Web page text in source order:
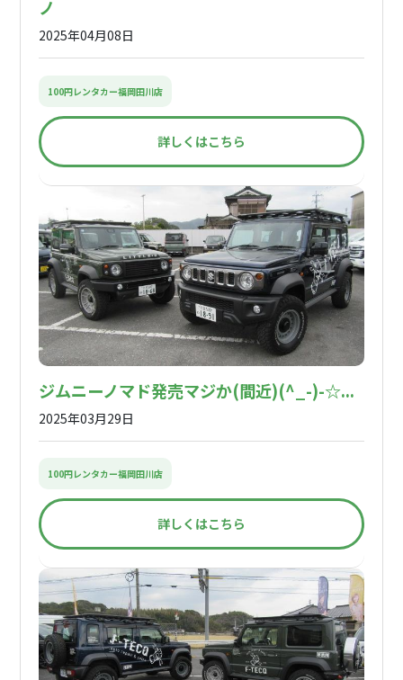
ノ
2025年04月08日
100円レンタカー福岡田川店
詳しくはこちら
ジムニーノマド発売マジか(間近)(^_-)-☆...
2025年03月29日
100円レンタカー福岡田川店
詳しくはこちら